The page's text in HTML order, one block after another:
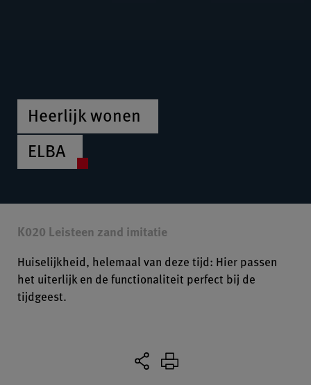
Heerlijk wonen
ELBA
K020 Leisteen zand imitatie
Huiselijkheid, helemaal van deze tijd: Hier passen
het uiterlijk en de functionaliteit perfect bij de
tijdgeest.